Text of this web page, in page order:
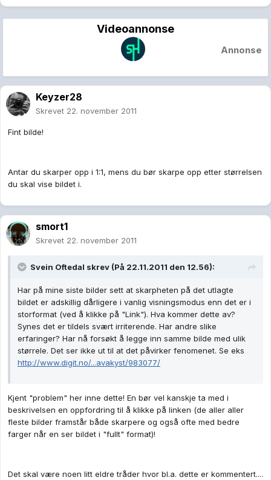
Videoannonse
Annonse
Keyzer28
Skrevet 22. november 2011
Fint bilde!
Antar du skarper opp i 1:1, mens du bør skarpe opp etter størrelsen
du skal vise bildet i.
smort1
Skrevet 22. november 2011
Svein Oftedal skrev (På 22.11.2011 den 12.56):
Har på mine siste bilder sett at skarpheten på det utlagte
bildet er adskillig dårligere i vanlig visningsmodus enn det er i
storformat (ved å klikke på "Link"). Hva kommer dette av?
Synes det er tildels svært irriterende. Har andre slike
erfaringer? Har nå forsøkt å legge inn samme bilde med ulik
størrele. Det ser ikke ut til at det påvirker fenomenet. Se eks
http://www.digit.no/...avakyst/983077/
Kjent "problem" her inne dette! En bør vel kanskje ta med i
beskrivelsen en oppfordring til å klikke på linken (de aller aller
fleste bilder framstår både skarpere og også ofte med bedre
farger når en ser bildet i "fullt" format)!
Det skal være noen litt eldre tråder hvor bl.a. dette er kommentert....